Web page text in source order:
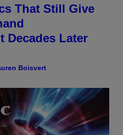
That Still Give
Decades Later
Boisvert